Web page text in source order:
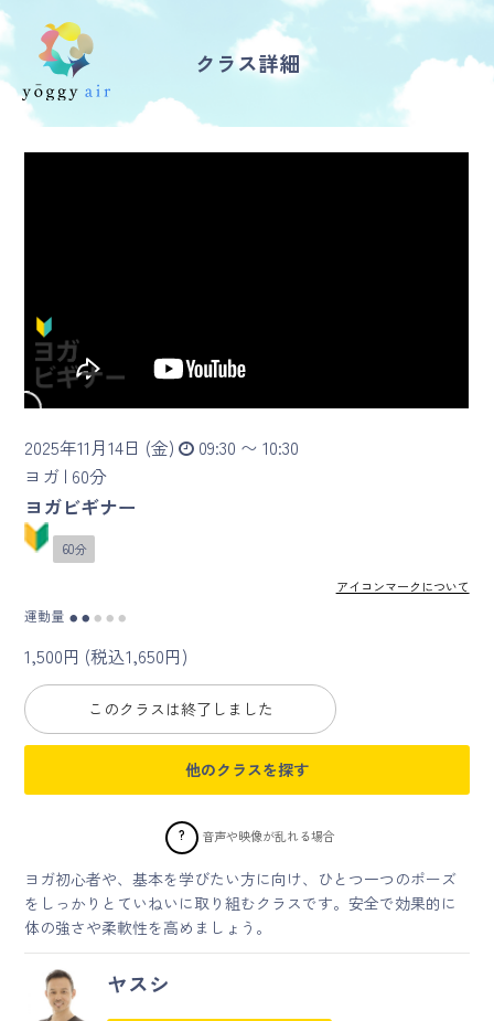
受講の流れ
yoggy store
yoggy magazine
yoggy mommy
マイページ
会員規約について
クラス参加にあたっての同意書
特定商取引にかかわる表示
プライバシーポリシー
クラス詳細
2025年11月14日 (金)
09:30 〜 10:30
ヨガ | 60分
ヨガビギナー
60分
アイコンマークについて
運動量 ● ● ● ● ●
1,500円 (税込1,650円)
このクラスは終了しました
他のクラスを探す
? 音声や映像が乱れる場合
ヨガ初心者や、基本を学びたい方に向け、ひとつ一つのポーズ
をしっかりとていねいに取り組むクラスです。安全で効果的に
体の強さや柔軟性を高めましょう。
ヤスシ